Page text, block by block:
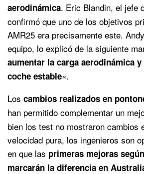
aerodinámica. Eric Blandin, el jefe
confirmó que uno de los objetivos
AMR25 era precisamente este.
equipo, lo explicó de la siguiente
aumentar la carga aerodinámica
coche estable«.
Los cambios realizados en
han permitido complementar un
bien los test no mostraron cambios
velocidad pura, los ingenieros son
en que las primeras mejoras
marcarán la diferencia en